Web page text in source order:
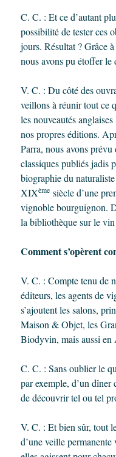
C. C. : Et ce d’autant
possibilité de tester ces
jours. Résultat ? Grâce
nous avons pu étoffer le
V. C. : Du côté des
veillons à réunir tout ce
les nouveautés
nos propres éditions.
Parra, nous avons
classiques publiés jadis
biographie du
XIXèmesiècle d’une
vignoble bourguignon.
la bibliothèque sur le
Comment s’opèrent
V. C. : Compte tenu de
éditeurs, les agents de
s’ajoutent les salons,
Maison & Objet, les
Biodyvin, mais aussi en
C. C. : Sans oublier le
par exemple, d’un dîner
de découvrir tel ou tel
V. C. : Et bien sûr, tout
d’une veille